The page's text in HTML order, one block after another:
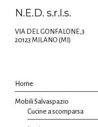
N.E.D. s.r.l.s.
VIA DEL GONFALONE,3
20123 MILANO (MI)
Home
Mobili Salvaspazio
Cucine a scomparsa